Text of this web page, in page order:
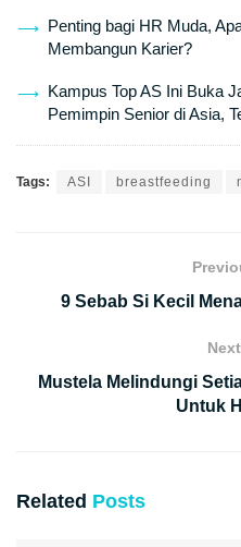
Penting bagi HR Muda,
Membangun Karier?
Kampus Top AS Ini Buka
Pemimpin Senior di Asia,
Tags: ASI breastfeeding
9 Sebab Si Kecil
Mustela Melindungi
Untuk
Related Posts